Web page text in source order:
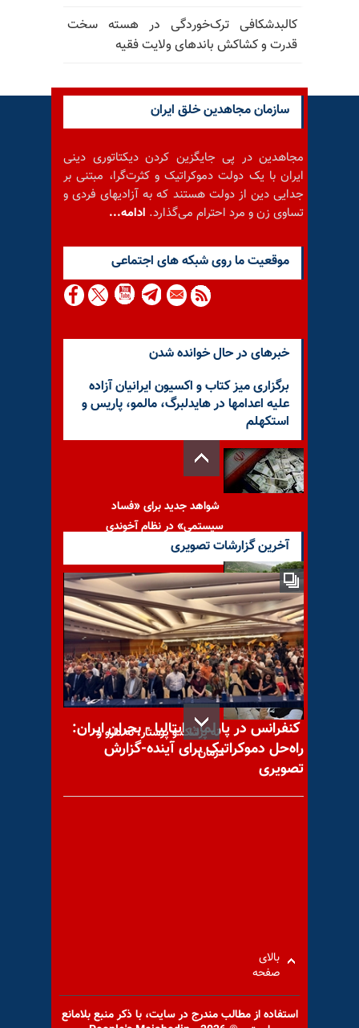
کالبدشکافی ترک‌خوردگی در هسته سخت
قدرت و کشاکش باندهای ولایت فقیه
سازمان مجاهدین خلق ایران
مجاهدین در پی جایگزین کردن دیکتاتوری دینی
ایران با یک دولت دموکراتیک و کثرت‌گرا، مبتنی بر
جدایی دین از دولت هستند که به آزادیهای فردی و
تساوی زن و مرد احترام می‌گذارد. ادامه...
موقعيت ما روى شبكه هاى اجتماعى
خبرهای در حال خوانده شدن
برگزاری میز کتاب و اکسیون ایرانیان آزاده
علیه اعدامها در هایدلبرگ، مالمو، پاریس و
استکهلم
شواهد جدید برای «فساد
سیستمی» در نظام آخوندی
پیام به دوست عزیز ۹۵۰۰ از
خراسان رضوی
نه پزشک و پرستار، نه دارو و
درمان
آخرین گزارشات تصویری
کنفرانس در پارلمان ایتالیا - بحران ایران:
راه‌حل دموکراتیک برای آینده-گزارش
تصویری
بالای
صفحه
استفاده از مطالب مندرج در سايت، با ذكر منبع بلامانع